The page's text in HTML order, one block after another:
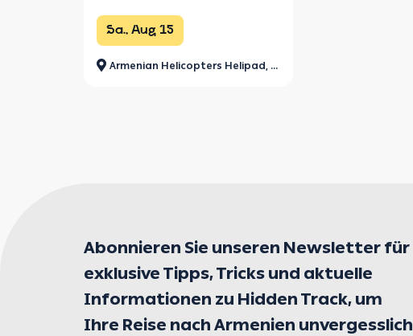
Armenia
Sa., Aug 15
Armenian Helicopters Helipad, Jrvezh Park
Abonnieren Sie unseren Newsletter für
exklusive Tipps, Tricks und aktuelle
Informationen zu Hidden Track, um
Ihre Reise nach Armenien unvergesslich